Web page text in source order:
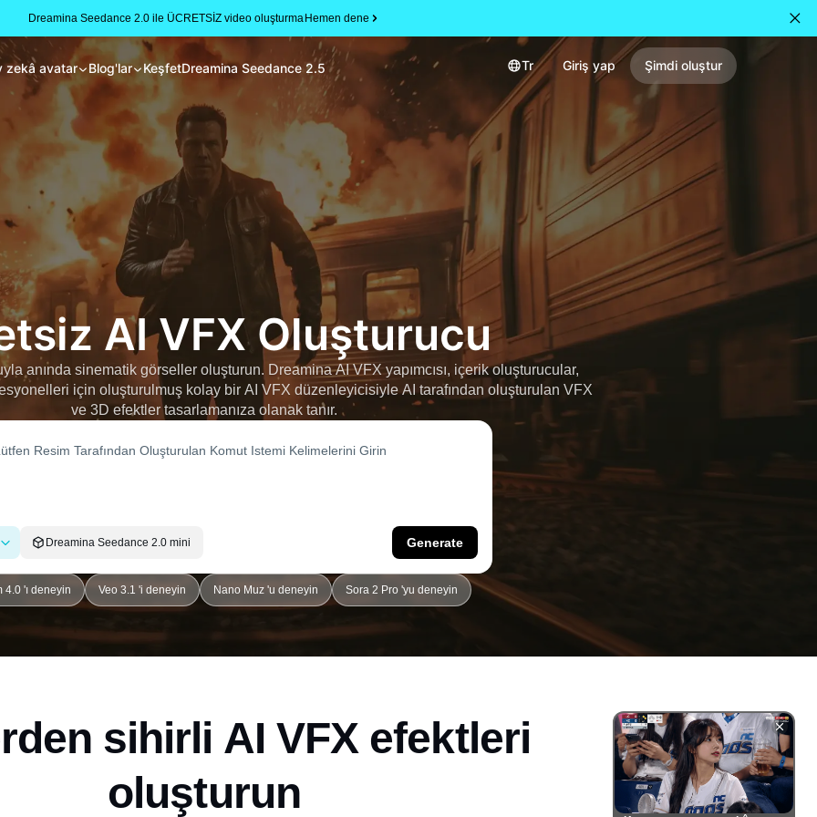
Dreamina Seedance 2.0 ile ÜCRETSİZ video oluşturma Hemen dene
zekâ avatar Blog'lar KeşfetDreamina Seedance 2.5 Tr Giriş yap Şimdi oluştur
AI VFX Oluşturucu
anında sinematik görseller oluşturun. Dreamina AI VFX yapımcısı, içerik oluşturucular,
için oluşturulmuş kolay bir AI VFX düzenleyicisiyle AI tarafından oluşturulan VFX
ve 3D efektler tasarlamanıza olanak tanır.
Dreamina Seedance 2.0 mini Generate
4.0 'ı deneyin Veo 3.1 'i deneyin Nano Muz 'u deneyin Sora 2 Pro 'yu deneyin
sihirli AI VFX efektleri
oluşturun